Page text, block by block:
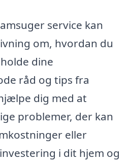
service kan
om, hvordan du
dine
råd og tips fra
dig med at
problemer, der kan
eller
i dit hjem og